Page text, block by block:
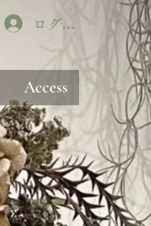
ログイン
Access